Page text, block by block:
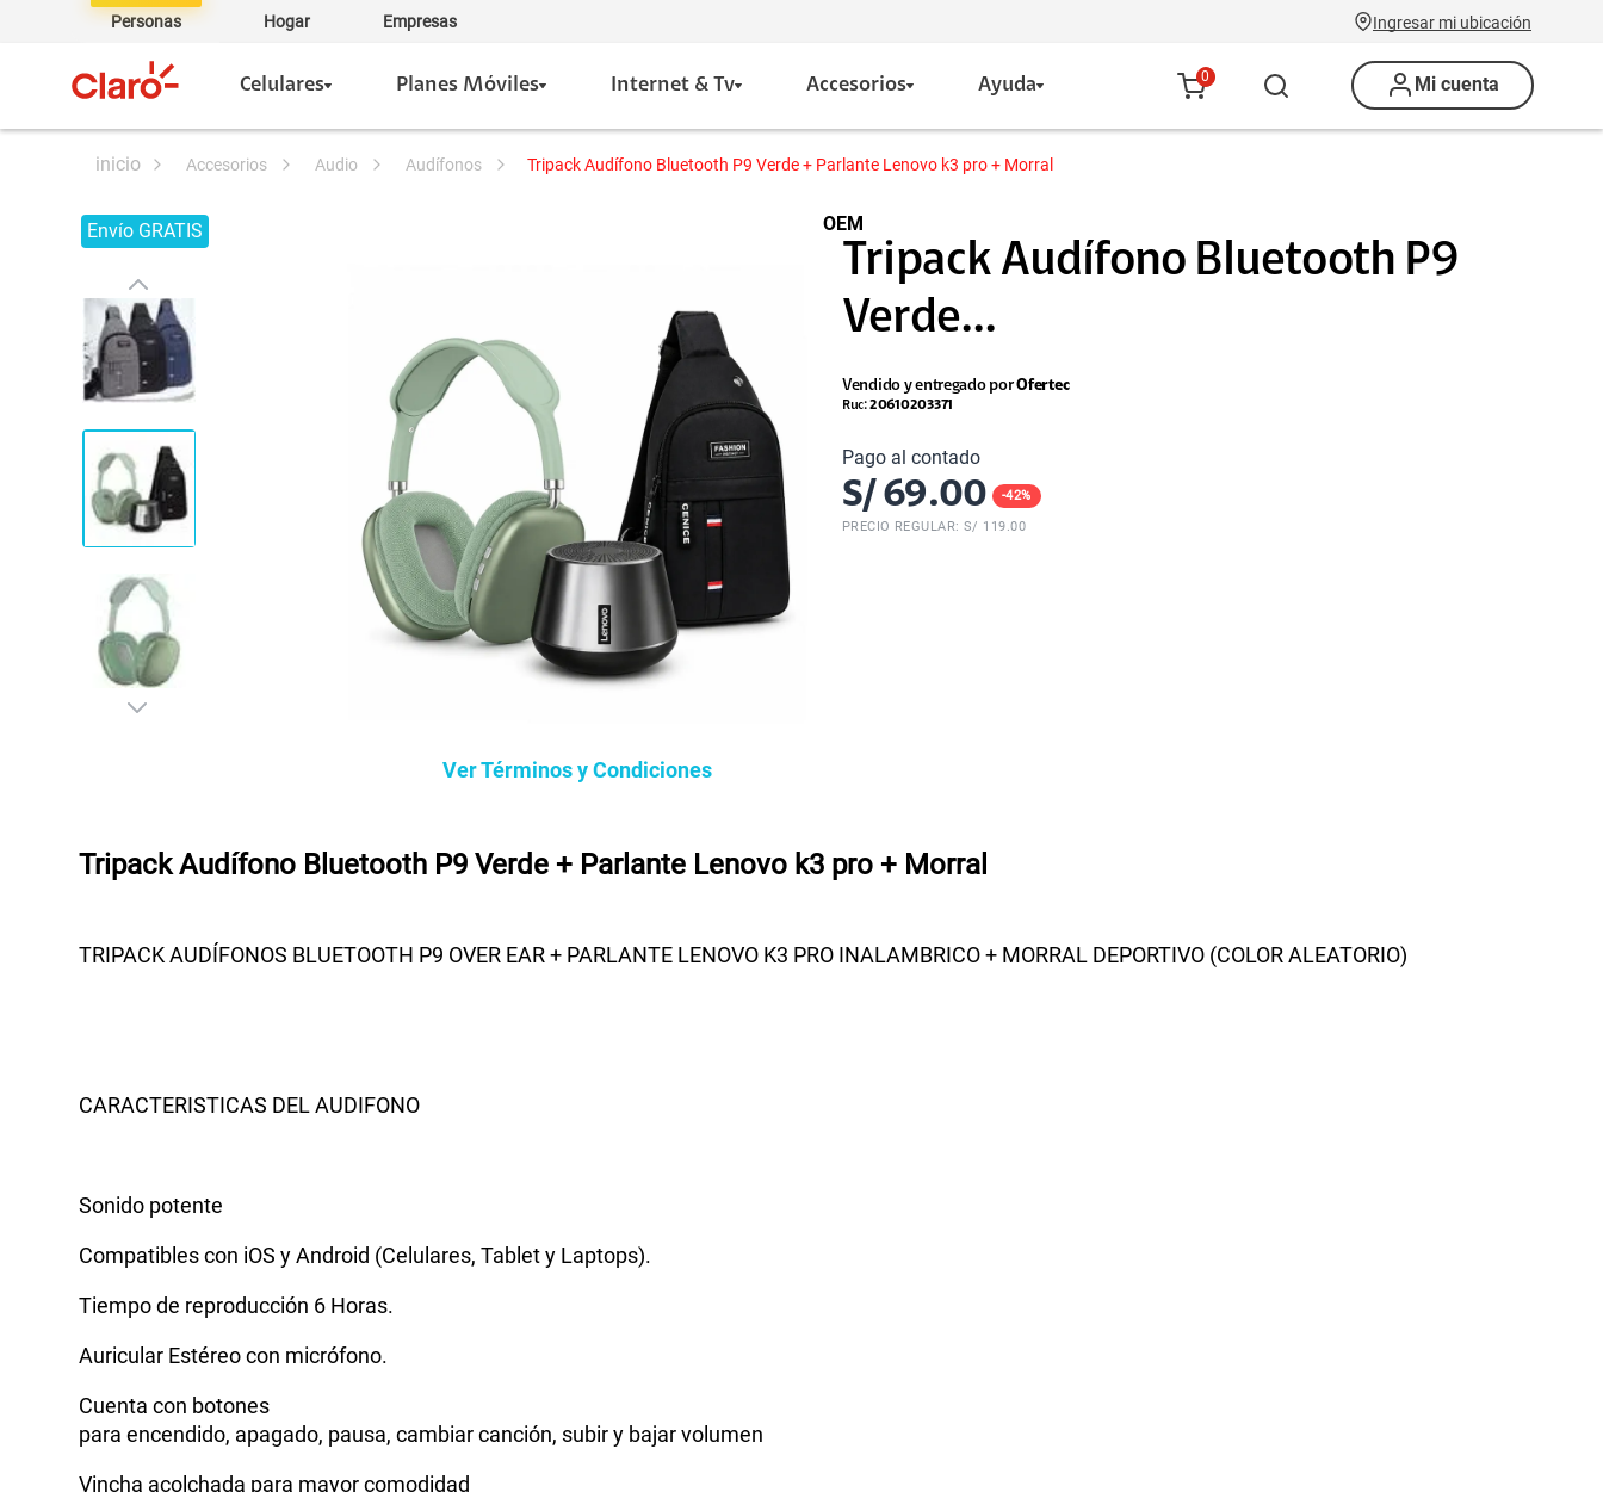
Personas Hogar Empresas Ingresar mi ubicación
Celulares Planes Móviles Internet & Tv Accesorios Ayuda 0 Mi cuenta
accesorios audio audífonos Tripack Audífono Bluetooth P9 Verde + Parlante Lenovo k3 pro + Morral
Envío GRATIS
Ver Términos y Condiciones
OEM
Tripack Audífono Bluetooth P9
Verde...
Vendido y entregado porOfertec
Ruc:20610203371
Pago al contado
S/ 69.00 -42%
PRECIO REGULAR: S/ 119.00
Tripack Audífono Bluetooth P9 Verde + Parlante Lenovo k3 pro + Morral
TRIPACK AUDÍFONOS BLUETOOTH P9 OVER EAR + PARLANTE LENOVO K3 PRO INALAMBRICO + MORRAL DEPORTIVO (COLOR ALEATORIO)
CARACTERISTICAS DEL AUDIFONO
Sonido potente
Compatibles con iOS y Android (Celulares, Tablet y Laptops).
Tiempo de reproducción 6 Horas.
Auricular Estéreo con micrófono.
Cuenta con botones
para encendido, apagado, pausa, cambiar canción, subir y bajar volumen
Vincha acolchada para mayor comodidad